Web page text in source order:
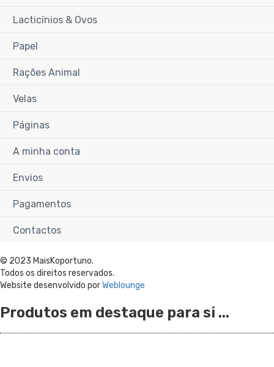
Lacticínios & Ovos
Papel
Rações Animal
Velas
Páginas
A minha conta
Envios
Pagamentos
Contactos
© 2023 MaisKoportuno.
Todos os direitos reservados.
Website desenvolvido porWeblounge
Produtos em destaque para si ...